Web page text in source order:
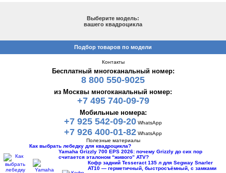
Выберите модель:
вашего квадроцикла
Подбор товаров по модели
Контакты
Бесплатный многоканальный номер:
8 800 550-9025
из Москвы многоканальный номер:
+7 495 740-09-79
Мобильные номера:
+7 925 542-09-20 WhatsApp
+7 926 400-01-82 WhatsApp
Полезные материалы
Как выбрать лебедку для квадроцикла?
Yamaha Grizzly 700 EPS 2026: почему Grizzly до сих пор
считается эталоном “живого” ATV?
Кофр задний Tesseract 135 л для Segway Snarler
AT10 — герметичный, быстросъёмный, с замками